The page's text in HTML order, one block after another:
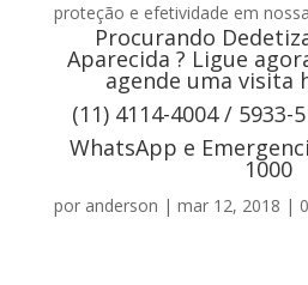
proteção e efetividade em
Procurando
Aparecida ? Ligue
agende uma visita
(11) 4114-4004 / 5933-
WhatsApp e
1000
por anderson | mar 12, 2018 |